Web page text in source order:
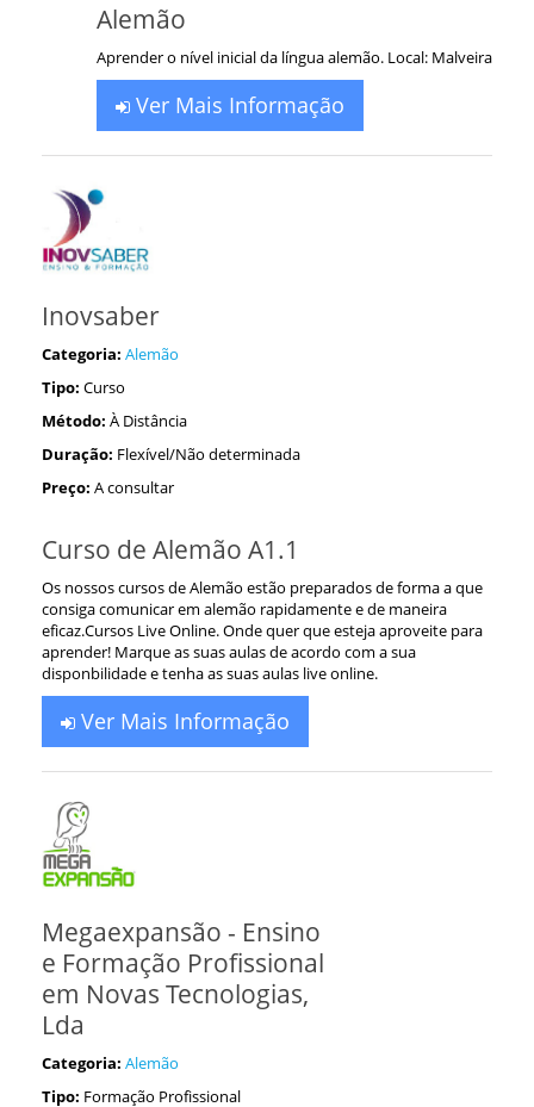
Alemão
Aprender o nível inicial da língua alemão. Local: Malveira
Ver Mais Informação
Inovsaber
Categoria: Alemão
Tipo: Curso
Método: À Distância
Duração: Flexível/Não determinada
Preço: A consultar
Curso de Alemão A1.1
Os nossos cursos de Alemão estão preparados de forma a que
consiga comunicar em alemão rapidamente e de maneira
eficaz.Cursos Live Online. Onde quer que esteja aproveite para
aprender! Marque as suas aulas de acordo com a sua
disponbilidade e tenha as suas aulas live online.
Ver Mais Informação
Megaexpansão - Ensino
e Formação Profissional
em Novas Tecnologias,
Lda
Categoria: Alemão
Tipo: Formação Profissional